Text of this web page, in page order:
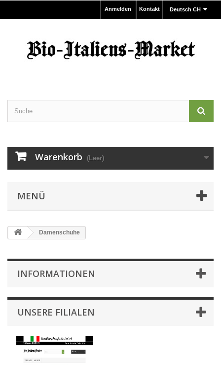
Deutsch CH
Kontakt
Anmelden
Warenkorb (Leer)
MENÜ
Damenschuhe
INFORMATIONEN
UNSERE FILIALEN